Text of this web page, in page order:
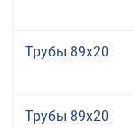
Трубы 89x20
Трубы 89x20